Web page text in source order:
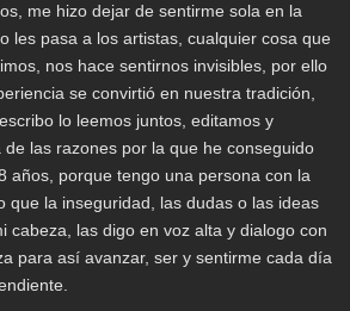
me hizo dejar de sentirme sola en la
les pasa a los artistas, cualquier cosa que
nos hace sentirnos invisibles, por ello
se convirtió en nuestra tradición,
lo leemos juntos, editamos y
las razones por la que he conseguido
años, porque tengo una persona con la
que la inseguridad, las dudas o las ideas
cabeza, las digo en voz alta y dialogo con
para así avanzar, ser y sentirme cada día